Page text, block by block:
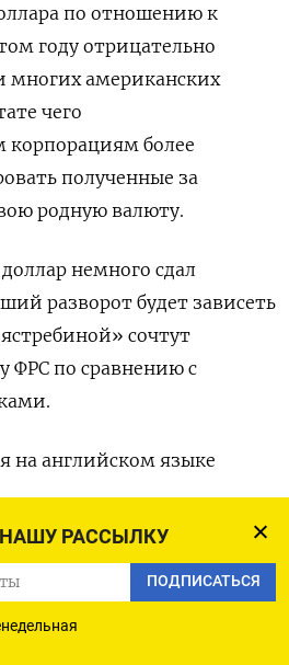
РАССЫЛКУ
ПОДПИСАТЬСЯ
по отношению к
году отрицательно
многих американских
чего
корпорациям более
полученные за
родную валюту.
немного сдал
разворот будет зависеть
сочтут
ФРС по сравнению с
на английском языке
Нью-Йорке при участии